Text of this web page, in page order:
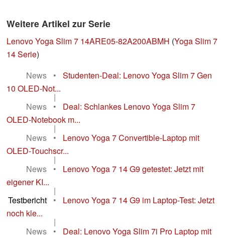
Weitere Artikel zur Serie
Lenovo Yoga Slim 7 14ARE05-82A200ABMH (Yoga Slim 7
14 Serie)
News
•
Studenten-Deal: Lenovo Yoga Slim 7 Gen
10 OLED-Not...
|
News
•
Deal: Schlankes Lenovo Yoga Slim 7
OLED-Notebook m...
|
News
•
Lenovo Yoga 7 Convertible-Laptop mit
OLED-Touchscr...
|
News
•
Lenovo Yoga 7 14 G9 getestet: Jetzt mit
eigener KI...
|
Testbericht
•
Lenovo Yoga 7 14 G9 im Laptop-Test: Jetzt
noch kle...
|
News
•
Deal: Lenovo Yoga Slim 7i Pro Laptop mit